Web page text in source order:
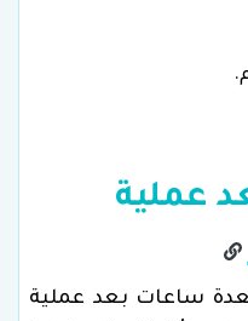
عملية
ساعات بعد عملية